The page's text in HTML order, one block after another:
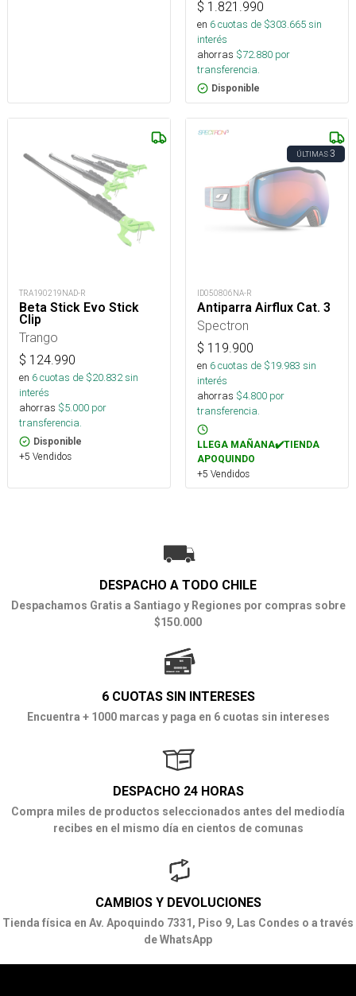
$ 1.821.990
en 6cuotas de $303.665sin
interés
ahorras $72.880 por
transferencia.
Disponible
TRA190219NAD-R
Beta Stick Evo Stick
Clip
Trango
$ 124.990
en 6cuotas de $20.832sin
interés
ahorras $5.000 por
transferencia.
Disponible
+5 Vendidos
ÚLTIMAS3
ID050806NA-R
Antiparra Airflux Cat. 3
Spectron
$ 119.900
en 6cuotas de $19.983 sin
interés
ahorras $4.800 por
transferencia.
LLEGA MAÑANA✔️TIENDA
APOQUINDO
+5 Vendidos
DESPACHO A TODO CHILE
Despachamos Gratis a Santiago y Regiones por compras sobre
$150.000
6 CUOTAS SIN INTERESES
Encuentra + 1000 marcas y paga en 6 cuotas sin intereses
DESPACHO 24 HORAS
Compra miles de productos seleccionados antes del mediodía
recibes en el mismo día en cientos de comunas
CAMBIOS Y DEVOLUCIONES
Tienda física en Av. Apoquindo 7331, Piso 9, Las Condes o a través
de WhatsApp